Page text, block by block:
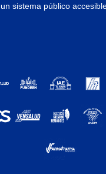
sistema público